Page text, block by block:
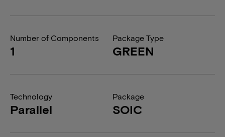
Number of Components
1
Package Type
GREEN
Technology
Parallel
Package
SOIC